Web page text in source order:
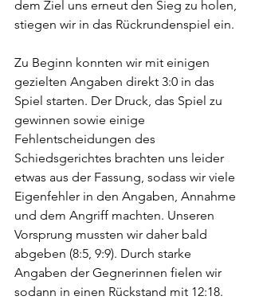
dem Ziel uns erneut den Sieg zu holen,
stiegen wir in das Rückrundenspiel ein.
Zu Beginn konnten wir mit einigen
gezielten Angaben direkt 3:0 in das
Spiel starten. Der Druck, das Spiel zu
gewinnen sowie einige
Fehlentscheidungen des
Schiedsgerichtes brachten uns leider
etwas aus der Fassung, sodass wir viele
Eigenfehler in den Angaben, Annahme
und dem Angriff machten. Unseren
Vorsprung mussten wir daher bald
abgeben (8:5, 9:9). Durch starke
Angaben der Gegnerinnen fielen wir
sodann in einen Rückstand mit 12:18.